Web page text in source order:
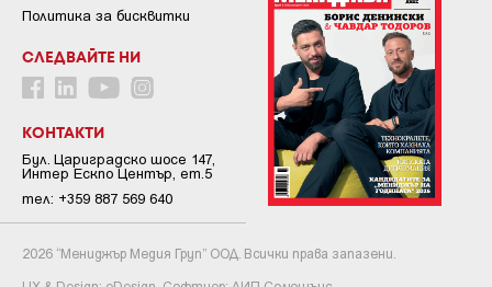
Политика за бисквитки
СЛЕДВАЙТЕ НИ
КОНТАКТИ
Бул. Цариградско шосе 147,
Интер Ескпо Център, ет.5
тел: +359 887 569 640
2026 “Мениджър Медия Груп” ООД. Всички права запазени.